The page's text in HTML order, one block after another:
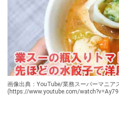
画像出典：YouTube/業務スーパーマニア
(https://www.youtube.com/